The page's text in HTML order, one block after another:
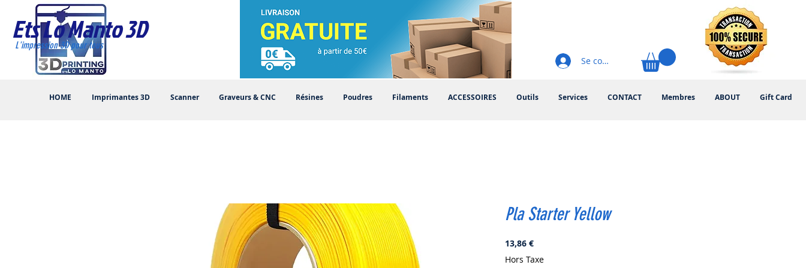
Ets Lo Manto 3D
HOME Imprimantes 3D Scanner Graveurs & CNC Résines Poudres Filaments ACCESSOIRES Outils Services CONTACT Membres ABOUT Gift Card
L'impression 3D pour tous
Se connecter
Pla Starter Yellow
13,86 €Prix
Hors Taxe